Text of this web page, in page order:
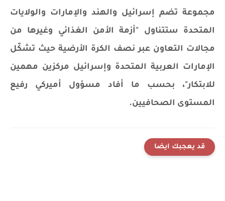
مجموعة تضم إسرائيل والهند والإمارات والولايات
المتحدة ستتناول "أزمة الأمن الغذائي وغيرها من
مجالات التعاون عبر نصف الكرة الأرضية حيث تشكّل
الإمارات العربية المتحدة وإسرائيل مركزين مهمين
للابتكار"، بحسب ما أفاد مسؤول أميركي رفيع
المستوى الصحافيين.
قد يعجبك ايضا